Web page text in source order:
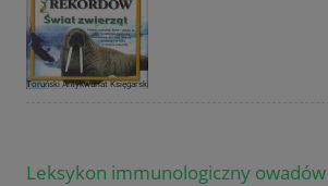
Leksykon immunologiczny owadów